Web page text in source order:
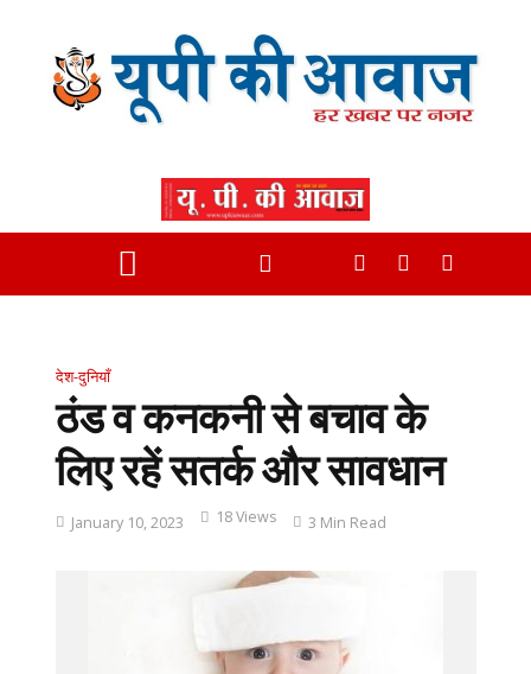
देश-दुनियाँ
ठंड व कनकनी से बचाव के
लिए रहें सतर्क और सावधान
January 10, 2023 18 Views 3 Min Read